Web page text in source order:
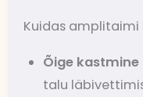
Kuidas
Õige kastmine
talu